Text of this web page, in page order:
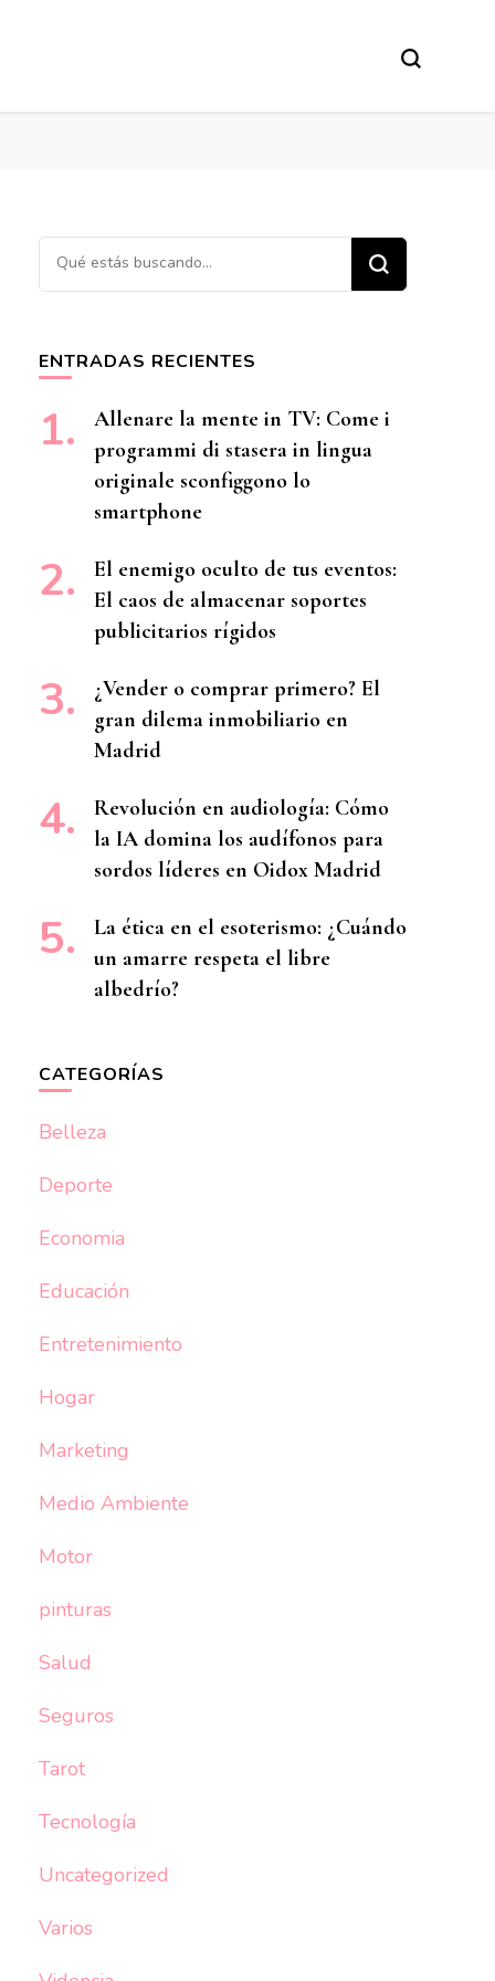
¿Buscas algo?
ENTRADAS RECIENTES
Allenare la mente in TV: Come i
programmi di stasera in lingua
originale sconfiggono lo
smartphone
El enemigo oculto de tus eventos:
El caos de almacenar soportes
publicitarios rígidos
¿Vender o comprar primero? El
gran dilema inmobiliario en
Madrid
Revolución en audiología: Cómo
la IA domina los audífonos para
sordos líderes en Oidox Madrid
La ética en el esoterismo: ¿Cuándo
un amarre respeta el libre
albedrío?
CATEGORÍAS
Belleza
Deporte
Economia
Educación
Entretenimiento
Hogar
Marketing
Medio Ambiente
Motor
pinturas
Salud
Seguros
Tarot
Tecnología
Uncategorized
Varios